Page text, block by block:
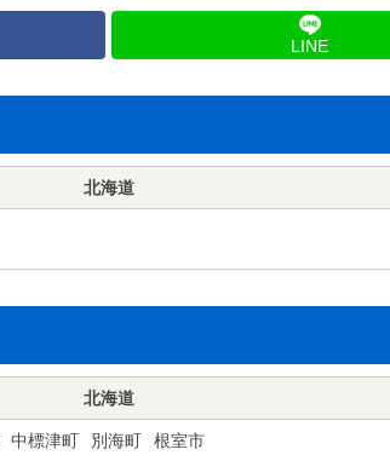
LINE
北海道
北海道
中標津町 別海町 根室市